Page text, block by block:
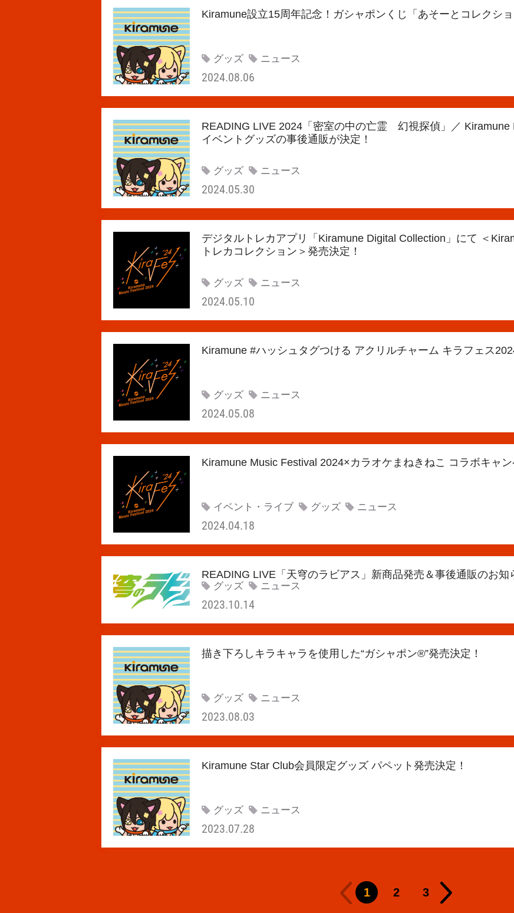
2024.08.06
Kiramune設立15周年記念！ガシャポンくじ「あそーとコレクショ
グッズ ニュース
2024.05.30
READING LIVE 2024「密室の中の亡霊 幻視探偵」／
イベントグッズの事後通販が決定！
グッズ ニュース
2024.05.10
デジタルトレカアプリ「Kiramune Digital Collection」にて ＜
トレカコレクション＞発売決定！
グッズ ニュース
2024.05.08
Kiramune #ハッシュタグつける アクリルチャーム キラフェス
グッズ ニュース
2024.04.18
Kiramune Music Festival 2024×カラオケまねきねこ コラボキャン
イベント・ライブ グッズ ニュース
2023.10.14
READING LIVE「天穹のラビアス」新商品発売＆事後通販のお知
グッズ ニュース
2023.08.03
描き下ろしキラキャラを使用した“ガシャポン®”発売決定！
グッズ ニュース
2023.07.28
Kiramune Star Club会員限定グッズ パペット発売決定！
グッズ ニュース
1 2 3